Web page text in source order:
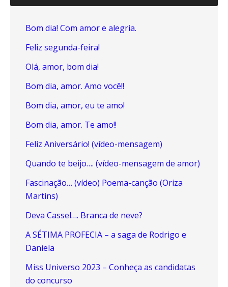
Bom dia! Com amor e alegria.
Feliz segunda-feira!
Olá, amor, bom dia!
Bom dia, amor. Amo você!!
Bom dia, amor, eu te amo!
Bom dia, amor. Te amo!!
Feliz Aniversário! (vídeo-mensagem)
Quando te beijo…. (vídeo-mensagem de amor)
Fascinação… (vídeo) Poema-canção (Oriza
Martins)
Deva Cassel…. Branca de neve?
A SÉTIMA PROFECIA – a saga de Rodrigo e
Daniela
Miss Universo 2023 – Conheça as candidatas
do concurso